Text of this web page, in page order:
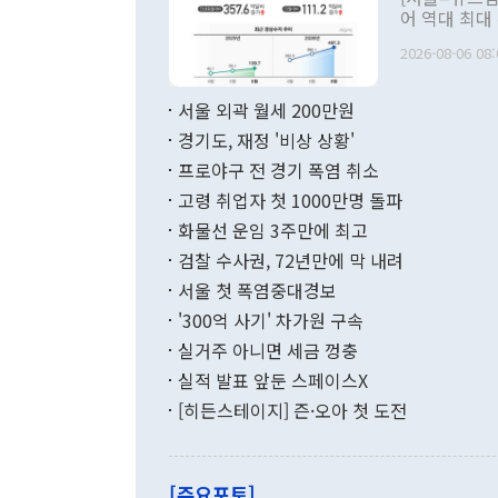
관 부처 장
관의 무리한
다. [정동영 통일부 장관이 지난달 23일 오후 서울 종로구 정부서울청사에
무너졌다고
함께 4자 대
"우리의 선
관은 업무
어 역대 최
료=한국은행] 한국은행이 6일 발표한 '2026년 6월 국제수지(잠정)'
며 월간 기
196.9% 급
수출은
기록했지만
로 전환됐다.
는 배당수입
2026-08-06
서울 외곽 월세 200만원
경기도, 재정 '비상 상황'
프로야구 전 경기 폭염 취소
고령 취업자 첫 1000만명 돌파
화물선 운임 3주만에 최고
검찰 수사권, 72년만에 막 내려
서울 첫 폭염중대경보
'300억 사기' 차가원 구속
실거주 아니면 세금 껑충
실적 발표 앞둔 스페이스X
[히든스테이지] 즌·오아 첫 도전